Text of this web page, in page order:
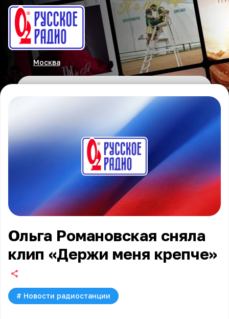
Москва
Ольга Романовская сняла
клип «Держи меня крепче»
# Новости радиостанции